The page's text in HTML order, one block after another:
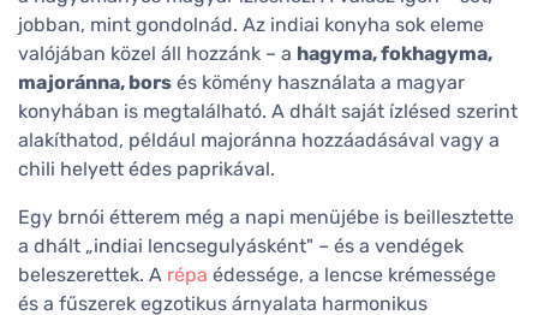
jobban, mint gondolnád. Az indiai konyha sok eleme
valójában közel áll hozzánk – a hagyma, fokhagyma,
majoránna, bors és kömény használata a magyar
konyhában is megtalálható. A dhált saját ízlésed szerint
alakíthatod, például majoránna hozzáadásával vagy a
chili helyett édes paprikával.
Egy brnói étterem még a napi menüjébe is beillesztette
a dhált „indiai lencsegulyásként" – és a vendégek
beleszerettek. A répa édessége, a lencse krémessége
és a fűszerek egzotikus árnyalata harmonikus